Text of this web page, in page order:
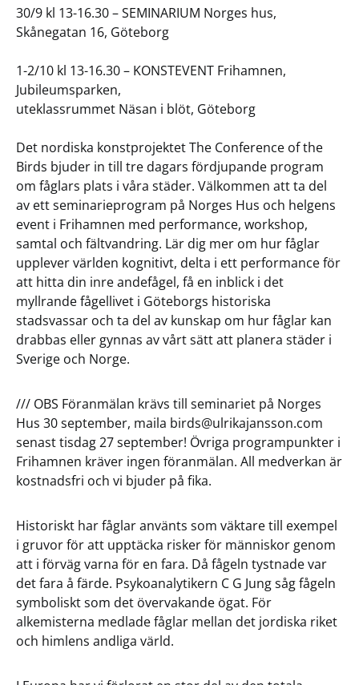
30/9 kl 13-16.30 – SEMINARIUM Norges hus,
Skånegatan 16, Göteborg
1-2/10 kl 13-16.30 – KONSTEVENT Frihamnen,
Jubileumsparken,
uteklassrummet Näsan i blöt, Göteborg
Det nordiska konstprojektet The Conference of the
Birds bjuder in till tre dagars fördjupande program
om fåglars plats i våra städer. Välkommen att ta del
av ett seminarieprogram på Norges Hus och helgens
event i Frihamnen med performance, workshop,
samtal och fältvandring. Lär dig mer om hur fåglar
upplever världen kognitivt, delta i ett performance för
att hitta din inre andefågel, få en inblick i det
myllrande fågellivet i Göteborgs historiska
stadsvassar och ta del av kunskap om hur fåglar kan
drabbas eller gynnas av vårt sätt att planera städer i
Sverige och Norge.
/// OBS Föranmälan krävs till seminariet på Norges
Hus 30 september, maila birds@ulrikajansson.com
senast tisdag 27 september! Övriga programpunkter i
Frihamnen kräver ingen föranmälan. All medverkan är
kostnadsfri och vi bjuder på fika.
Historiskt har fåglar använts som väktare till exempel
i gruvor för att upptäcka risker för människor genom
att i förväg varna för en fara. Då fågeln tystnade var
det fara å färde. Psykoanalytikern C G Jung såg fågeln
symboliskt som det övervakande ögat. För
alkemisterna medlade fåglar mellan det jordiska riket
och himlens andliga värld.